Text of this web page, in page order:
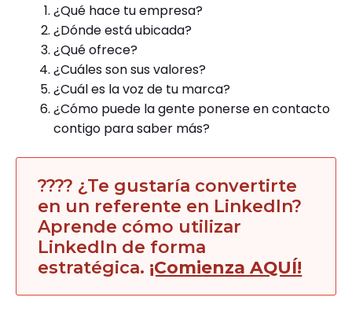
¿Qué hace tu empresa?
¿Dónde está ubicada?
¿Qué ofrece?
¿Cuáles son sus valores?
¿Cuál es la voz de tu marca?
¿Cómo puede la gente ponerse en contacto
contigo para saber más?
???? ¿Te gustaría convertirte
en un referente en LinkedIn?
Aprende cómo utilizar
LinkedIn de forma
estratégica. ¡Comienza AQUÍ!